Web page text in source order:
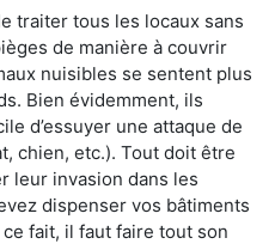
traiter tous les locaux sans
de manière à couvrir
nuisibles se sentent plus
Bien évidemment, ils
d’essuyer une attaque de
chien, etc.). Tout doit être
leur invasion dans les
dispenser vos bâtiments
fait, il faut faire tout son